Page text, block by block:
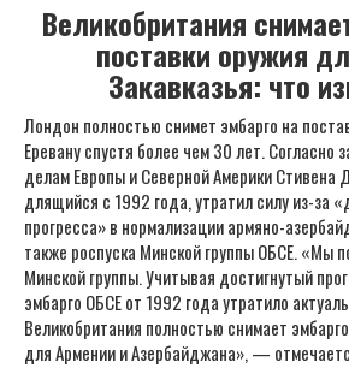
Великобритания
поставки оружия
Закавказья: что
Лондон полностью снимет эмбарго на
Еревану спустя более чем 30 лет. Согласно
делам Европы и Северной Америки Стивена
длящийся с 1992 года, утратил силу из-за
прогресса» в нормализации армяно-
также роспуска Минской группы ОБСЕ. «Мы
Минской группы. Учитывая достигнутый
эмбарго ОБСЕ от 1992 года утратило
Великобритания полностью снимает
для Армении и Азербайджана», —